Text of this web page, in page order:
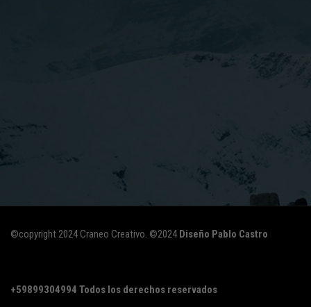
©copyright 2024 Craneo Creativo. ©2024Diseño Pablo Castro
+59899304994 Todos los derechos reservados